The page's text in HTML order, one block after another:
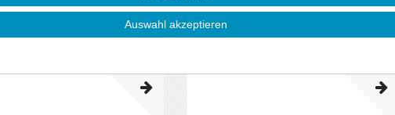
unverbindliche
Preisempfehlung 1.055,63 €
1.002,85 € *
Auswahl akzeptieren